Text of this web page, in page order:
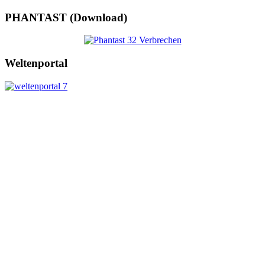
PHANTAST (Download)
Weltenportal